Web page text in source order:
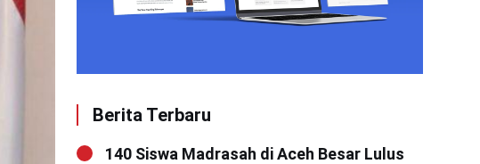
Berita Terbaru
140 Siswa Madrasah di Aceh Besar Lulus